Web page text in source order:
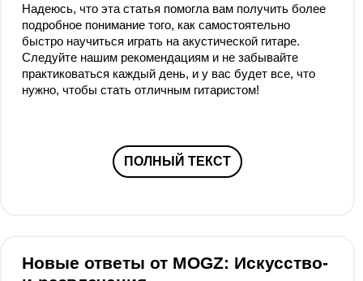
Надеюсь, что эта статья помогла вам получить более
подробное понимание того, как самостоятельно
быстро научиться играть на акустической гитаре.
Следуйте нашим рекомендациям и не забывайте
практиковаться каждый день, и у вас будет все, что
нужно, чтобы стать отличным гитаристом!
ПОЛНЫЙ ТЕКСТ
Новые ответы от MOGZ: Искусство-